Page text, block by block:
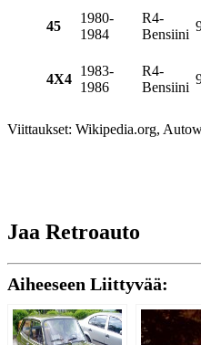
45
1980-
1984
R4-
Bensiini
4X4
1983-
1986
R4-
Bensiini
Viittaukset: Wikipedia.org,
Jaa Retroauto
Aiheeseen Liittyvää: